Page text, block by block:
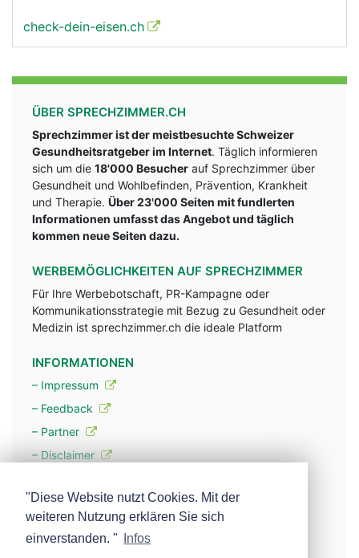
check-dein-eisen.ch
ÜBER SPRECHZIMMER.CH
Sprechzimmer ist der meistbesuchte Schweizer
Gesundheitsratgeber im Internet. Täglich informieren
sich um die 18'000 Besucher auf Sprechzimmer über
Gesundheit und Wohlbefinden, Prävention, Krankheit
und Therapie. Über 23'000 Seiten mit fundlerten
Informationen umfasst das Angebot und täglich
kommen neue Seiten dazu.
WERBEMÖGLICHKEITEN AUF SPRECHZIMMER
Für Ihre Werbebotschaft, PR-Kampagne oder
Kommunikationsstrategie mit Bezug zu Gesundheit oder
Medizin ist sprechzimmer.ch die ideale Platform
INFORMATIONEN
– Impressum
– Feedback
– Partner
– Disclaimer
– Werbung
– Mehr über unsere Experten
"Diese Website nutzt Cookies. Mit der
weiteren Nutzung erklären Sie sich
einverstanden. "
Infos